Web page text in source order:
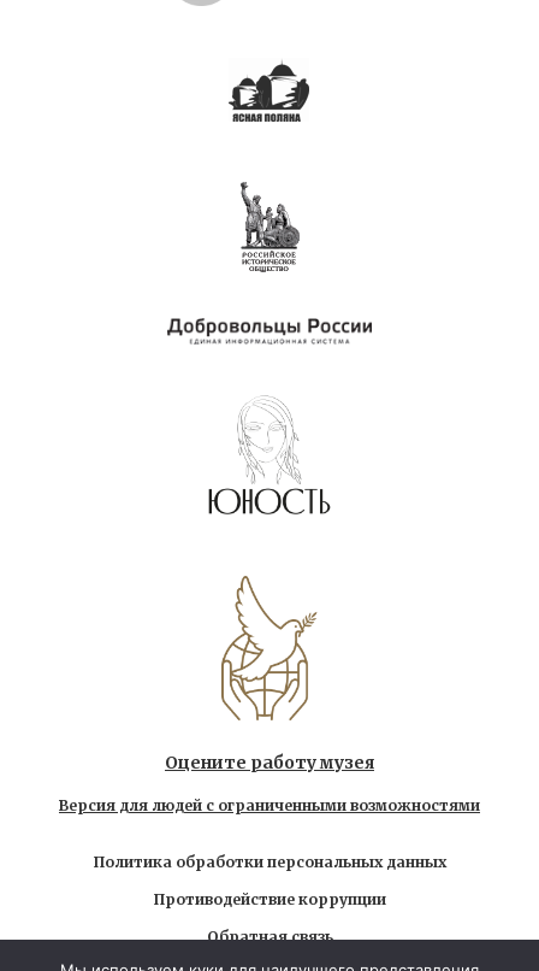
Оцените работу музея
Версия для людей с ограниченными возможностями
Политика обработки персональных данных
Противодействие коррупции
Обратная связь